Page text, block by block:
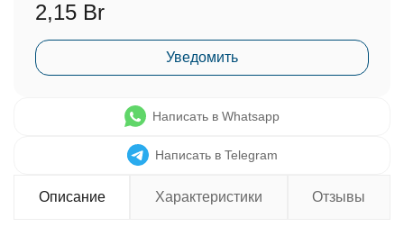
2,15 Br
Уведомить
Написать в Whatsapp
Написать в Telegram
Описание Характеристики Отзывы